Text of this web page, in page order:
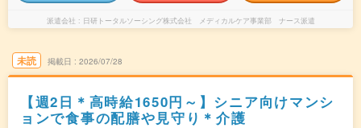
派遣会社 日研トータルソーシング株式会社 メディカルケア事業部 ナース派遣
未読 掲載日 2026/07/28
【週2日＊高時給1650円～】シニア向けマンシ
ョンで食事の配膳や見守り＊介護